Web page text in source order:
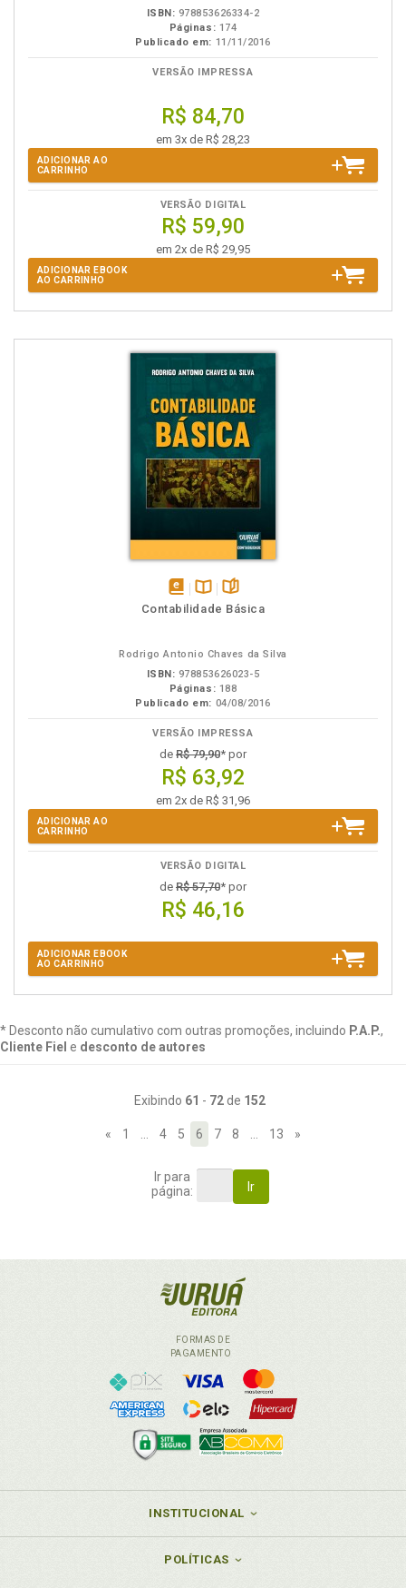
ISBN: 978853626334-2
Páginas: 174
Publicado em: 11/11/2016
VERSÃO IMPRESSA
R$ 84,70
em 3x de R$ 28,23
ADICIONAR AO
CARRINHO
VERSÃO DIGITAL
R$ 59,90
em 2x de R$ 29,95
ADICIONAR EBOOK
AO CARRINHO
disponívelDisponível
páginas
Contabilidade Básica
Rodrigo Antonio Chaves da Silva
ISBN: 978853626023-5
Páginas: 188
Publicado em: 04/08/2016
VERSÃO IMPRESSA
de R$ 79,90* por
R$ 63,92
em 2x de R$ 31,96
ADICIONAR AO
CARRINHO
VERSÃO DIGITAL
de R$ 57,70* por
R$ 46,16
ADICIONAR EBOOK
AO CARRINHO
* Desconto não cumulativo com outras promoções, incluindo P.A.P.,
Cliente Fiel e desconto de autores
Exibindo 61 - 72de 152
« 1 4 5 6 7 8 13 »
Ir para
página:
Ir
FORMAS DE
PAGAMENTO
INSTITUCIONAL
POLÍTICAS